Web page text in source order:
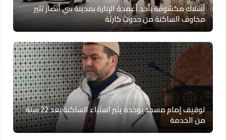
أسلاك مكشوفة بأحد أعمدة الإنارة بمدينة بني أنصار تثير
مخاوف الساكنة من حدوث كارثة
توقيف إمام مسجد بوجدة يثير استياء الساكنة بعد 22 سنة
من الخدمة